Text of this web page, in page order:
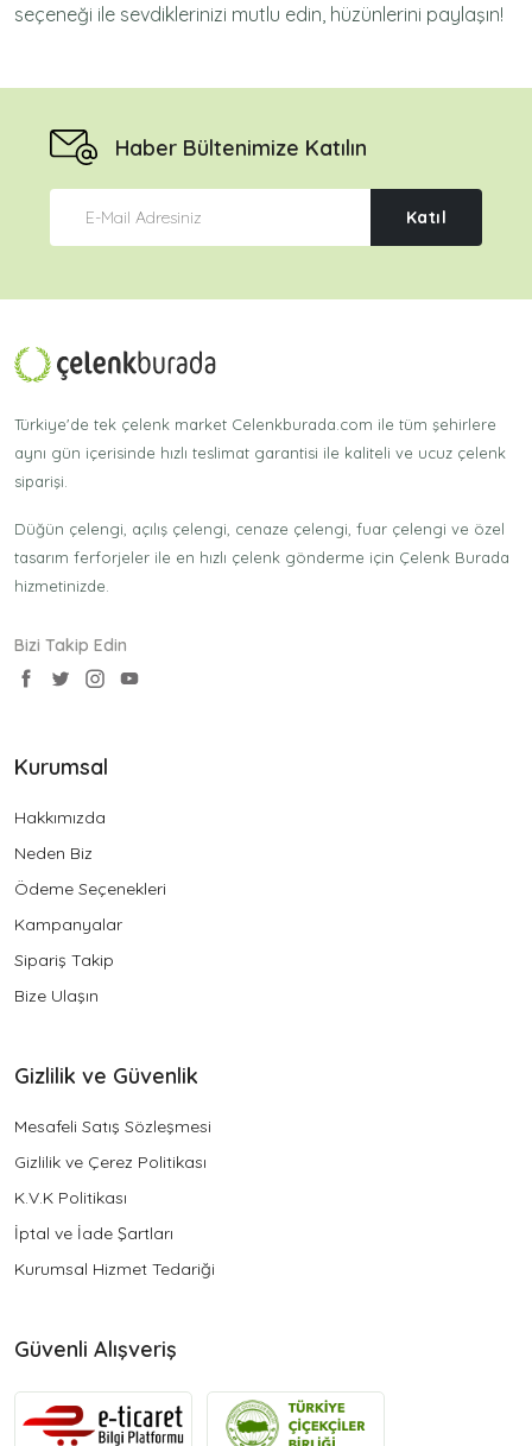
seçeneği ile sevdiklerinizi mutlu edin, hüzünlerini paylaşın!
Haber Bültenimize Katılın
Katıl
Türkiye'de tek çelenk market Celenkburada.com ile tüm şehirlere
aynı gün içerisinde hızlı teslimat garantisi ile kaliteli ve ucuz çelenk
siparişi.
Düğün çelengi, açılış çelengi, cenaze çelengi, fuar çelengi ve özel
tasarım ferforjeler ile en hızlı çelenk gönderme için Çelenk Burada
hizmetinizde.
Bizi Takip Edin
Kurumsal
Hakkımızda
Neden Biz
Ödeme Seçenekleri
Kampanyalar
Sipariş Takip
Bize Ulaşın
Gizlilik ve Güvenlik
Mesafeli Satış Sözleşmesi
Gizlilik ve Çerez Politikası
K.V.K Politikası
İptal ve İade Şartları
Kurumsal Hizmet Tedariği
Güvenli Alışveriş